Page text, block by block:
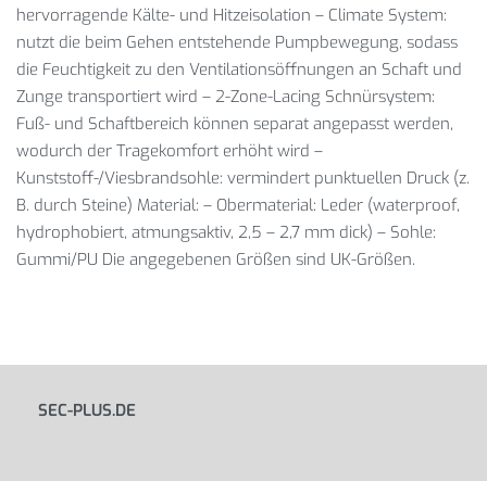
hervorragende Kälte- und Hitzeisolation – Climate System:
nutzt die beim Gehen entstehende Pumpbewegung, sodass
die Feuchtigkeit zu den Ventilationsöffnungen an Schaft und
Zunge transportiert wird – 2-Zone-Lacing Schnürsystem:
Fuß- und Schaftbereich können separat angepasst werden,
wodurch der Tragekomfort erhöht wird –
Kunststoff-/Viesbrandsohle: vermindert punktuellen Druck (z.
B. durch Steine) Material: – Obermaterial: Leder (waterproof,
hydrophobiert, atmungsaktiv, 2,5 – 2,7 mm dick) – Sohle:
Gummi/PU Die angegebenen Größen sind UK-Größen.
SEC-PLUS.DE